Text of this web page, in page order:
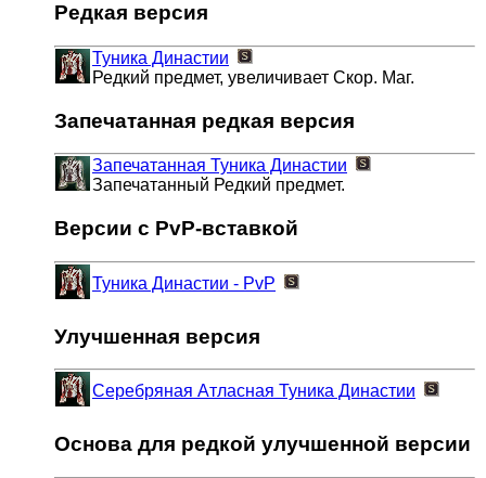
Редкая версия
Туника Династии
Редкий предмет, увеличивает Скор. Маг.
Запечатанная редкая версия
Запечатанная Туника Династии
Запечатанный Редкий предмет.
Версии с PvP-вставкой
Туника Династии - PvP
Улучшенная версия
Серебряная Атласная Туника Династии
Основа для редкой улучшенной версии